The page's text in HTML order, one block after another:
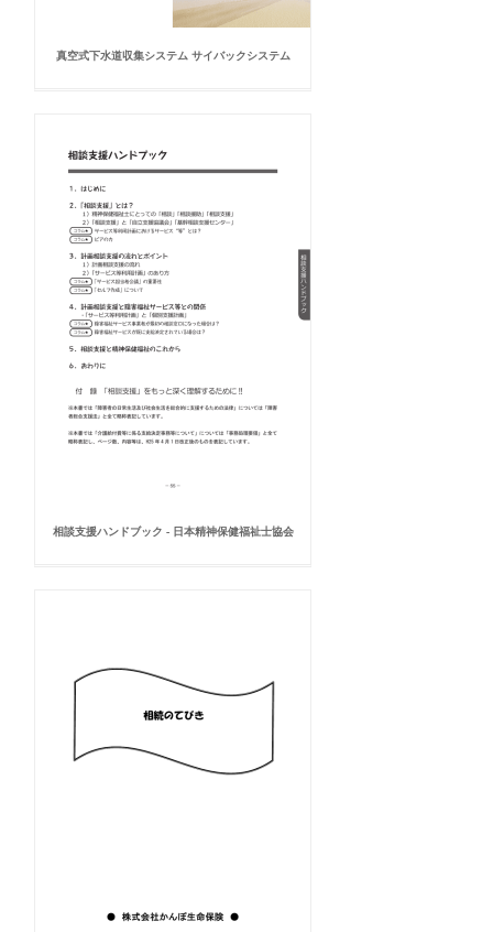
真空式下水道収集システム サイバックシステム
相談支援ハンドブック - 日本精神保健福祉士協会